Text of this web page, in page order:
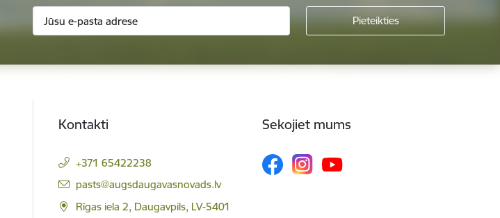
Kontakti
+371 65422238
E-pasts:
pasts@augsdaugavasnovads.lv
Rīgas iela 2, Daugavpils, LV-5401
Sekojiet mums